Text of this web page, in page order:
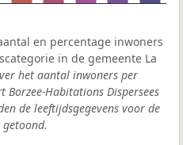
en percentage inwoners
in de gemeente La
het aantal inwoners per
Habitations Dispersees
de leeftijdsgegevens voor de
getoond.